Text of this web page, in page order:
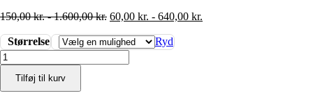
150,00kr.-1.600,00kr. 60,00 kr. - 640,00 kr.
Størrelse
Ryd
Gold
Waterfall
(Stort
billede
Tilføj til kurv